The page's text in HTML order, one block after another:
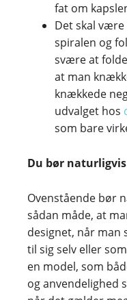
fat om
Det skal
spiralen og
svære at
at man
knækkede
udvalget hos
som bare
Du bør
Ovenstående bør
sådan måde, at
designet, når man
til sig selv eller
en model, som
og anvendelighed